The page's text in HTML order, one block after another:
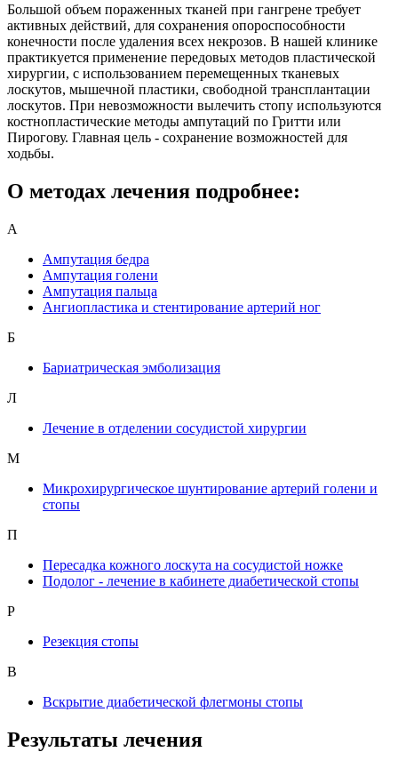
Большой объем пораженных тканей при гангрене требует
активных действий, для сохранения опороспособности
конечности после удаления всех некрозов. В нашей клинике
практикуется применение передовых методов пластической
хирургии, с использованием перемещенных тканевых
лоскутов, мышечной пластики, свободной трансплантации
лоскутов. При невозможности вылечить стопу используются
костнопластические методы ампутаций по Гритти или
Пирогову. Главная цель - сохранение возможностей для
ходьбы.
О методах лечения подробнее:
А
Ампутация бедра
Ампутация голени
Ампутация пальца
Ангиопластика и стентирование артерий ног
Б
Бариатрическая эмболизация
Л
Лечение в отделении сосудистой хирургии
М
Микрохирургическое шунтирование артерий голени и
стопы
П
Пересадка кожного лоскута на сосудистой ножке
Подолог - лечение в кабинете диабетической стопы
Р
Резекция стопы
В
Вскрытие диабетической флегмоны стопы
Результаты лечения